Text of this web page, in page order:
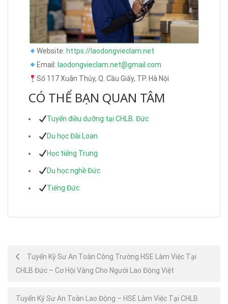
Website: https://laodongvieclam.net
Email: laodongvieclam.net@gmail.com
Số 117 Xuân Thủy, Q. Cầu Giấy, TP. Hà Nội
CÓ THỂ BẠN QUAN TÂM
Tuyển điều dưỡng tại CHLB. Đức
Du học Đài Loan
Học tiếng Trung
Du học nghề Đức
Tiếng Đức
Post
navigation
Tuyển Kỹ Sư An Toàn Công Trường HSE Làm Việc Tại
CHLB Đức – Cơ Hội Vàng Cho Người Lao Động Việt
Tuyển Kỹ Sư An Toàn Lao Động – HSE Làm Việc Tại CHLB